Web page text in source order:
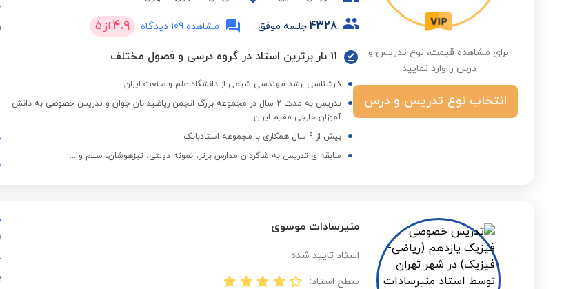
برای مشاهده قیمت، نوع تدریس و
درس را وارد نمایید:
انتخاب نوع تدریس و درس
4328 جلسه موفق مشاهده 109 دیدگاه 4.9 از 5
11 بار برترین استاد در گروه درسی و فصول مختلف
کارشناسی ارشد مهندسی شیمی از دانشگاه علم و صنعت ایران
تدریس به مدت 2 سال در مجموعه بزرگ انجمن ریاضیدانان جوان و تدریس خصوصی به دانش
آموزان خارجی مقیم ایران
بیش از 9 سال همکاری با مجموعه استادبانک
سابقه ی تدریس به شاگردان مدارس برتر، نمونه دولتی، تیزهوشان، سلام و ...
منیرسادات موسوی
استاد تایید شده
سطح استاد: